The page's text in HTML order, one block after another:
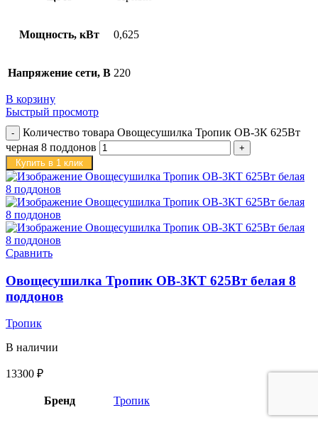
Мощность, кВт 0,625
Напряжение сети, В 220
В корзину
Быстрый просмотр
Количество товара Овощесушилка Тропик ОВ-3К 625Вт
черная 8 поддонов
Купить в 1 клик
Сравнить
Овощесушилка Тропик ОВ-3КТ 625Вт белая 8
поддонов
Тропик
В наличии
13300 ₽
Бренд Тропик